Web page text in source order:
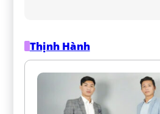
Thịnh Hành